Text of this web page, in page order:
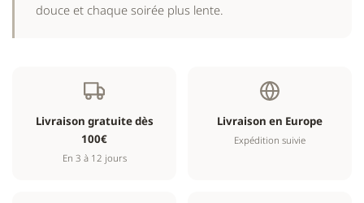
douce et chaque soirée plus lente.
Livraison gratuite dès
100€
En 3 à 12 jours
Livraison en Europe
Expédition suivie